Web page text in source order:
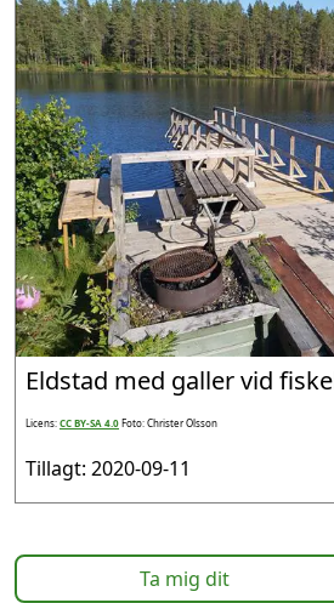
Eldstad med galler vid
Licens:CC BY-SA 4.0Foto: Christer Olsson
Tillagt: 2020-09-11
Ta mig dit